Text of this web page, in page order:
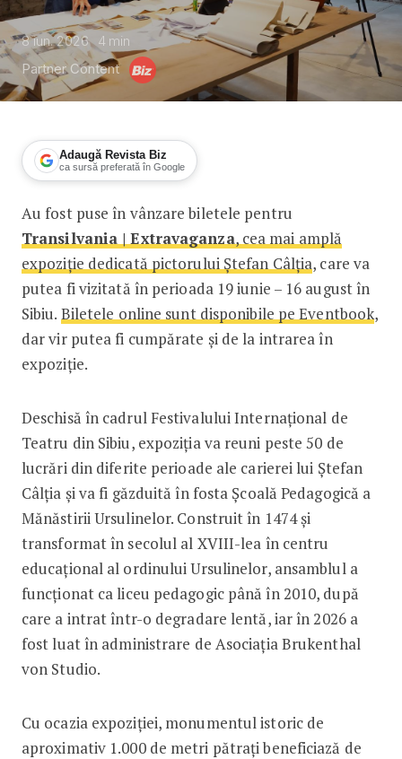
8 iun. 2026 4 min
Partner Content
Adaugă Revista Biz
ca sursă preferată în Google
Au fost puse în vânzare biletele
Au fost puse în vânzare biletele pentru
Transilvania | Extravaganza, cea mai amplă
expoziție dedicată pictorului Ștefan Câlția, care va
putea fi vizitată în perioada 19 iunie – 16 august în
Sibiu. Biletele online sunt disponibile pe Eventbook,
dar vir putea fi cumpărate și de la intrarea în
expoziție.
Deschisă în cadrul Festivalului Internațional de
Teatru din Sibiu, expoziția va reuni peste 50 de
lucrări din diferite perioade ale carierei lui Ștefan
Câlția și va fi găzduită în fosta Școală Pedagogică a
Mănăstirii Ursulinelor. Construit în 1474 și
transformat în secolul al XVIII-lea în centru
educațional al ordinului Ursulinelor, ansamblul a
funcționat ca liceu pedagogic până în 2010, după
care a intrat într-o degradare lentă, iar în 2026 a
fost luat în administrare de Asociația Brukenthal
von Studio.
Cu ocazia expoziției, monumentul istoric de
aproximativ 1.000 de metri pătrați beneficiază de